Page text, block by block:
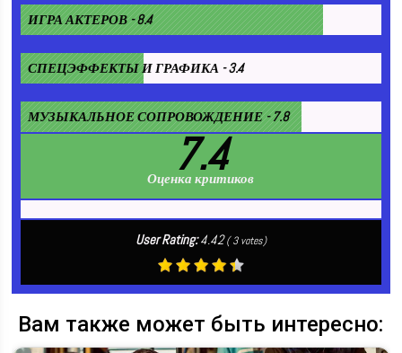
ИГРА АКТЕРОВ - 8.4
СПЕЦЭФФЕКТЫ И ГРАФИКА - 3.4
МУЗЫКАЛЬНОЕ СОПРОВОЖДЕНИЕ - 7.8
7.4
Оценка критиков
User Rating:4.42 (3votes)
Вам также может быть интересно: